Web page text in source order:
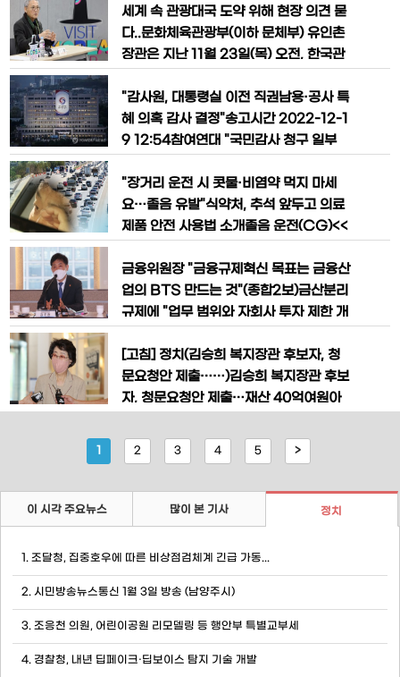
황을 점검했다.유 장관은 이날 스키와 스
노보드 8개 종목이 열리는 횡성의 웰리힐
열 대통령은 지난(12.6,수) 부산항국제전시컨벤션센터에서 엑스포 유치를
위해 노력해 준 시민
세계 속 관광대국 도약 위해 현장 의견 묻
다..​문화체육관광부(이하 문체부) 유인촌
장관은 지난 11월 23일(목) 오전, 한국관
만나 현장 의견을 들었다. 이번간담회에서
는 인바운드 혁신 벤처기업,케이(K)-관광
콘텐츠 업체,지역관광추진조직(DMO)관
와 지역관광을 활용한 외래객2천만 시대
달성 당면과제를 모색했다.​출처:문화
"감사원, 대통령실 이전 직권남용·공사 특
혜 의혹 감사 결정"송고시간 2022-12-1
9 12:54참여연대 "국민감사 청구 일부
통령실[연합뉴스 자료사진]감사원이 대통
령실·관저 이전을 결정하는 과정에서 직
권남용 등 불법행위가 있었는지 감사하기
일 밝혔다.참여연대에 따르면 감사원은 1
4일 국민감사청구심사위원회를 열고 참
여
"장거리 운전 시 콧물·비염약 먹지 마세
요…졸음 유발"식약처, 추석 앞두고 의료
제품 안전 사용법 소개졸음 운전(CG)<<
장거리 운전을 해야 한다면 항히스타민제
와 같은 알레르기성 비염약은 먹지 않는
게 좋겠다. 복용 후 졸음이나 진정 작용 등
앞두고 진드기 기피제를 구매할 때는 외부
용기에 '의약외품'
금융위원장 "금융규제혁신 목표는 금융산
업의 BTS 만드는 것"(종합2보)금산분리
규제에 "업무 범위와 자회사 투자 제한 개
체제 정립…자본시장에 대체거래소 도입"
"'일본보다 규제 혁신 늦다' 지적 나와…속
도감 있게 추진"김주현 금융위원장, 금융
원회 위원장이 19일 오전 서울 중구 은행
회관에서 열린 금융규제혁신회의 출범식
[고침] 정치(김승희 복지장관 후보자, 청
문요청안 제출……)김승희 복지장관 후보
자, 청문요청안 제출…재산 40억여원아
고尹 대통령 "보건의료분야 오랜 업무…
보건복지정책 적임자"출근 소감 말하는
자 = 김승희 보건복지부 장관 후보자가 3
0일 오후 서울 서대문구 국민연금공단 충
1 2 3 4 5 >
이 시각 주요뉴스 많이 본 기사 정치
1. 조달청, 집중호우에 따른 비상점검체계 긴급 가동...
2. 시민방송뉴스통신 1월 3일 방송 (남양주시)
3. 조응천 의원, 어린이공원 리모델링 등 행안부 특별교부세
4. 경찰청, 내년 딥페이크·딥보이스 탐지 기술 개발